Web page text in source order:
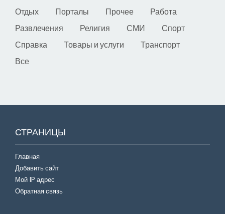
Отдых
Порталы Прочее
Работа
Развлечения
Религия СМИ
Спорт
Справка
Товары и услуги
Транспорт
Все
СТРАНИЦЫ
Главная
Добавить сайт
Мой IP адрес
Обратная связь